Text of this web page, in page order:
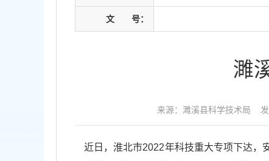
文 号：
濉
来源：濉溪县科学技术局
近日，淮北市2022年科技重大专项下达，